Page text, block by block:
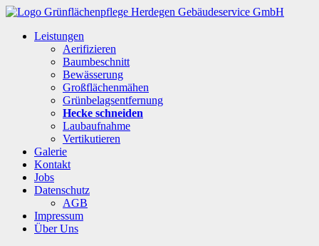
Leistungen
Aerifizieren
Baumbeschnitt
Bewässerung
Großflächenmähen
Grünbelagsentfernung
Hecke schneiden
Laubaufnahme
Vertikutieren
Galerie
Kontakt
Jobs
Datenschutz
AGB
Impressum
Über Uns